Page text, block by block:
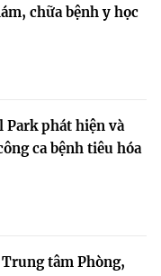
chữa bệnh y học
Park phát hiện và
ca bệnh tiêu hóa
tâm Phòng,